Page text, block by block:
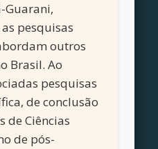
Guarani,
pesquisas
outros
Brasil. Ao
pesquisas
de conclusão
de Ciências
de pós-